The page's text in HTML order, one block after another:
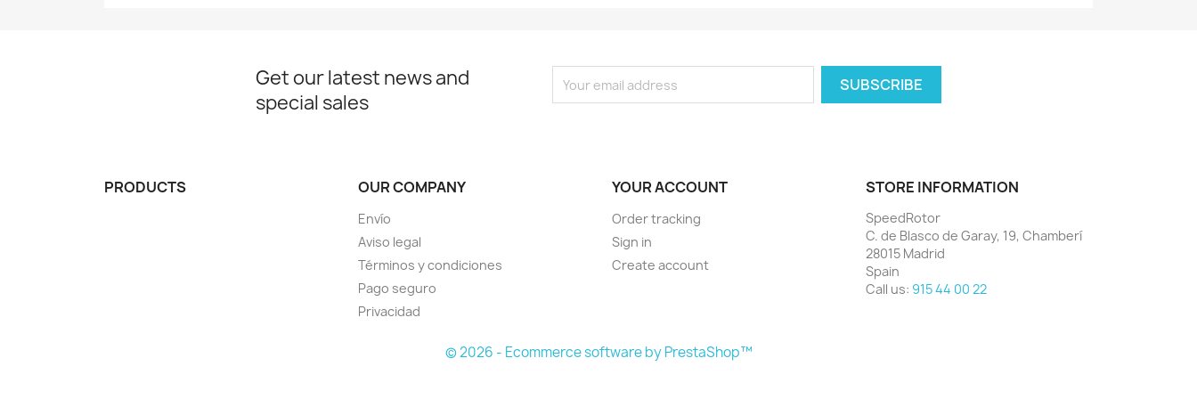
Get our latest news and
special sales
PRODUCTS OUR COMPANY
Envío
Aviso legal
Términos y condiciones
Pago seguro
Privacidad
YOUR ACCOUNT
Order tracking
Sign in
Create account
STORE INFORMATION
SpeedRotor
C. de Blasco de Garay, 19, Chamberí
28015 Madrid
Spain
Call us: 915 44 00 22
© 2026 - Ecommerce software by PrestaShop™